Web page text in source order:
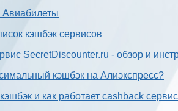
Авиабилеты
кэшбэк сервисов
SecretDiscounter.ru - обзор и
кэшбэк на Алиэкспресс?
и как работает cashback